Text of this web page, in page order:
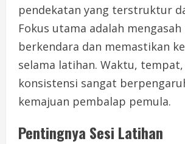
pendekatan yang terstruktur
Fokus utama adalah
berkendara dan memastikan
selama latihan. Waktu, tempat,
konsistensi sangat
kemajuan pembalap pemula.
Pentingnya Sesi Latihan